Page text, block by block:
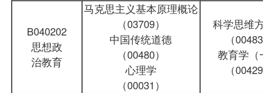
B040202
思想政
治教育
马克思主义基本原理概论
（03709）
中国传统道德
（00480）
心理学
（00031）
科学思维方
（00483）
教育学（一
（00429）